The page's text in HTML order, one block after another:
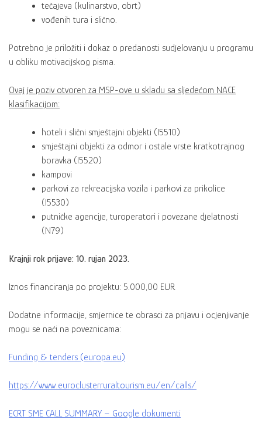
tečajeva (kulinarstvo, obrt)
vođenih tura i slično.
Potrebno je priložiti i dokaz o predanosti sudjelovanju u programu
u obliku motivacijskog pisma.
Ovaj je poziv otvoren za MSP-ove u skladu sa sljedećom NACE
klasifikacijom:
hoteli i slični smještajni objekti (I5510)
smještajni objekti za odmor i ostale vrste kratkotrajnog
boravka (I5520)
kampovi
parkovi za rekreacijska vozila i parkovi za prikolice
(I5530)
putničke agencije, turoperatori i povezane djelatnosti
(N79)
Krajnji rok prijave: 10. rujan 2023.
Iznos financiranja po projektu: 5.000,00 EUR
Dodatne informacije, smjernice te obrasci za prijavu i ocjenjivanje
mogu se naći na poveznicama:
Funding & tenders (europa.eu)
https://www.euroclusterruraltourism.eu/en/calls/
ECRT SME CALL SUMMARY – Google dokumenti